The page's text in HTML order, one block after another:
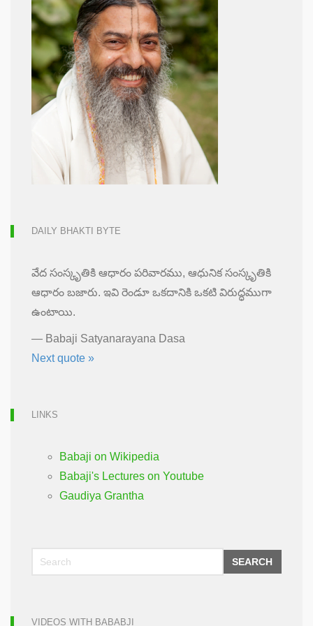
DAILY BHAKTI BYTE
వేద సంస్కృతికి ఆధారం పరివారము, ఆధునిక సంస్కృతికి
ఆధారం బజారు. ఇవి రెండూ ఒకదానికి ఒకటి విరుద్ధముగా
ఉంటాయి.
— Babaji Satyanarayana Dasa
Next quote »
LINKS
Babaji on Wikipedia
Babaji's Lectures on Youtube
Gaudiya Grantha
SEARCH
VIDEOS WITH BABABJI